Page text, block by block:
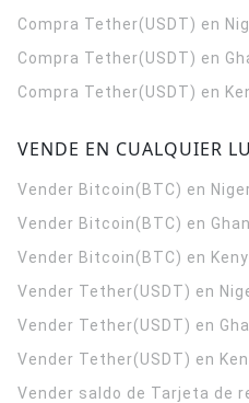
Compra Tether(USDT) en
Compra Tether(USDT) en
Compra Tether(USDT) en
VENDE EN CUALQUIER
Vender Bitcoin(BTC) en
Vender Bitcoin(BTC) en
Vender Bitcoin(BTC) en
Vender Tether(USDT) en
Vender Tether(USDT) en
Vender Tether(USDT) en
Vender saldo de Tarjeta de